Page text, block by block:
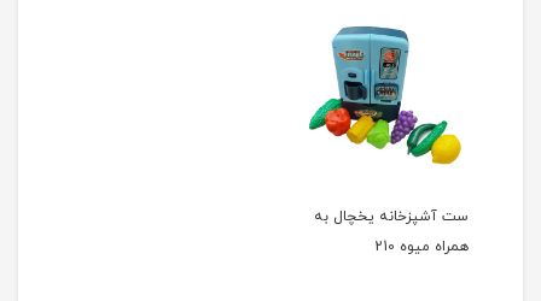
ست آشپزخانه یخچال به
همراه میوه 210